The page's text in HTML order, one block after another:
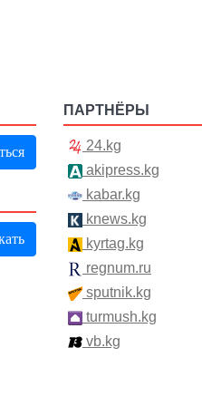
ПАРТНЁРЫ
24.kg
akipress.kg
kabar.kg
knews.kg
kyrtag.kg
regnum.ru
sputnik.kg
turmush.kg
vb.kg